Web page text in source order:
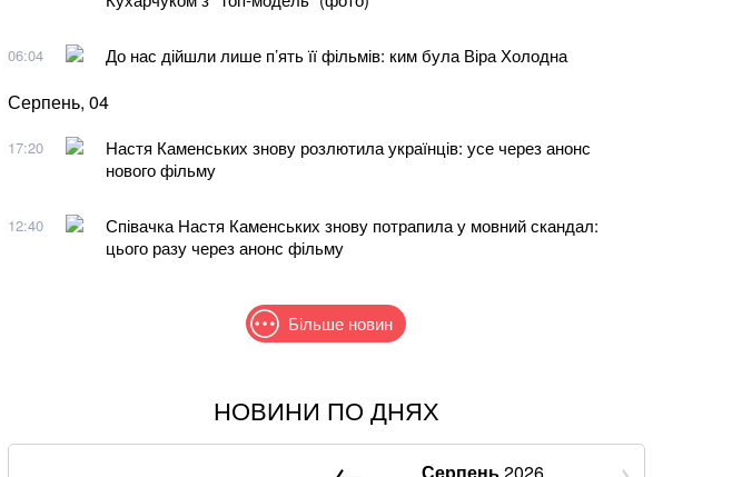
06:04 До нас дійшли лише п’ять її фільмів: ким була Віра Холодна
Серпень, 04
17:20
Настя Каменських знову розлютила українців: усе через анонс
нового фільму
12:40
Співачка Настя Каменських знову потрапила у мовний скандал:
цього разу через анонс фільму
Більше новин
Співаків і телеведучих хочуть позбавити броні: у Кабміні з'явилася
НОВИНИ ПО ДНЯХ